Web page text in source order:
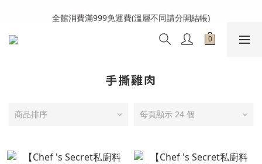
全館消費滿999免運費(溫層不同請分開結帳)
手撕雞肉
商品排序 每頁顯示 24 個